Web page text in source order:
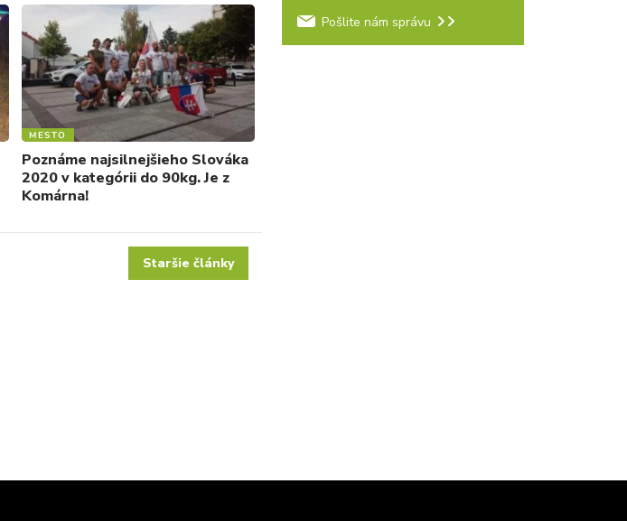
MESTO
Poznáme najsilnejšieho Slováka
2020 v kategórii do 90kg. Je z
Komárna!
Staršie články
Pošlite nám správu